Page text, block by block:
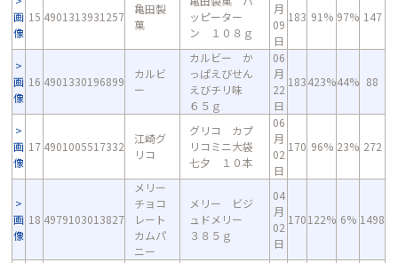
画
像
15 4901313931257
亀田製
菓
ッピーター
ン １０８ｇ
月
09
日
183 91% 97% 147
画
像
16 4901330196899
カルビ
ー
カルビー か
っぱえびせん
えびチリ味
６５ｇ
06
月
22
日
183423%44% 88
画
像
17 4901005517332
江崎グ
リコ
グリコ カプ
リコミニ大袋
七夕 １０本
06
月
02
日
170 96% 23% 272
画
像
18 4979103013827
メリー
チョコ
レート
カムパ
ニー
メリー ビジ
ュドメリー
３８５ｇ
04
月
02
日
170122% 6% 1498